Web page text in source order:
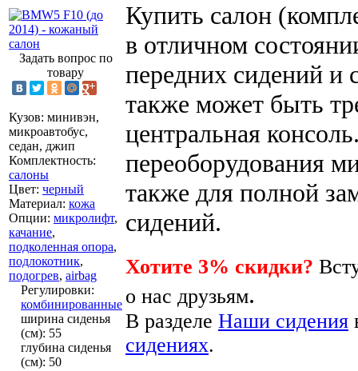
Задать вопрос по
товару
Кузов: минивэн,
микроавтобус,
седан, джип
Комплектность:
салоны
Цвет: черный
Материал: кожа
Опции: микролифт,
качание,
подколенная опора,
подлокотник,
подогрев, airbag
Регулировки:
комбинированные
ширина сиденья
(см): 55
глубина сиденья
(см): 50
Купить салон
в отличном
передних сидений и
также может быть
центральная
переоборудования
также для полной
сидений.
Хотите 3% скидки?
о нас друзьям.
В разделе Наши сидения
сидениях.